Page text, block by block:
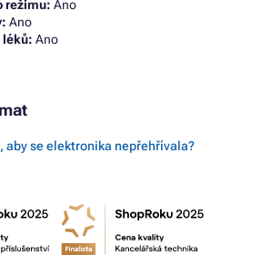
režimu: Ano
Ano
léků: Ano
aby se elektronika nepřehřívala?